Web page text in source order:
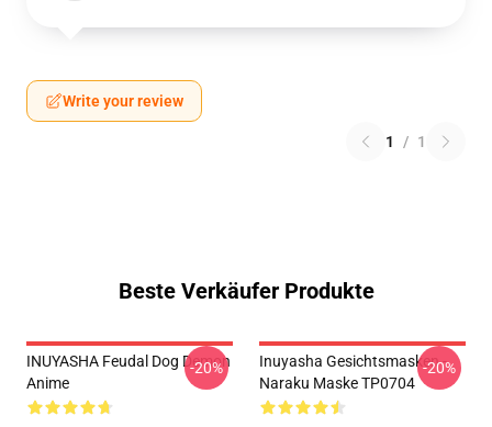
Write your review
1 / 1
Beste Verkäufer Produkte
INUYASHA Feudal Dog Demon
Anime
-20%
Inuyasha Gesichtsmasken -
Naraku Maske TP0704
-20%